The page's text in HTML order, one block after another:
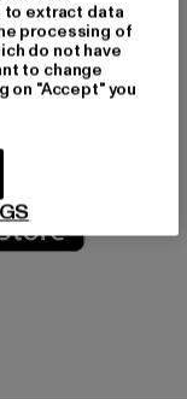
umgeht, findest Du
jederzeit kostenfei
to extract data
processing of
do not have
to change
on "Accept" you